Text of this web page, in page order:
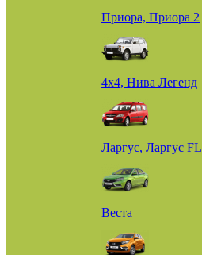
Приора, Приора 2
4х4, Нива Легенд
Ларгус, Ларгус FL
Веста